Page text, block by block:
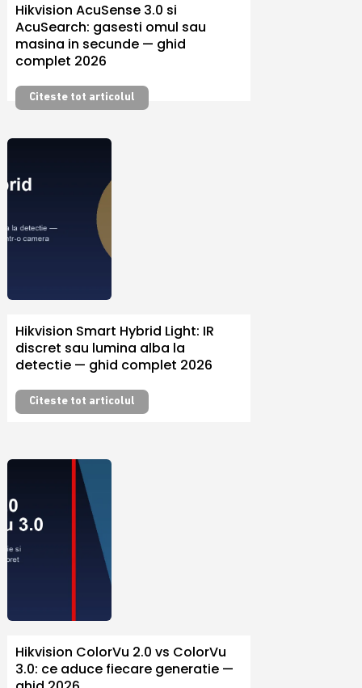
Hikvision AcuSense 3.0 si
AcuSearch: gasesti omul sau
masina in secunde — ghid
complet 2026
Citeste tot articolul
Hikvision Smart Hybrid Light: IR
discret sau lumina alba la
detectie — ghid complet 2026
Citeste tot articolul
Hikvision ColorVu 2.0 vs ColorVu
3.0: ce aduce fiecare generatie —